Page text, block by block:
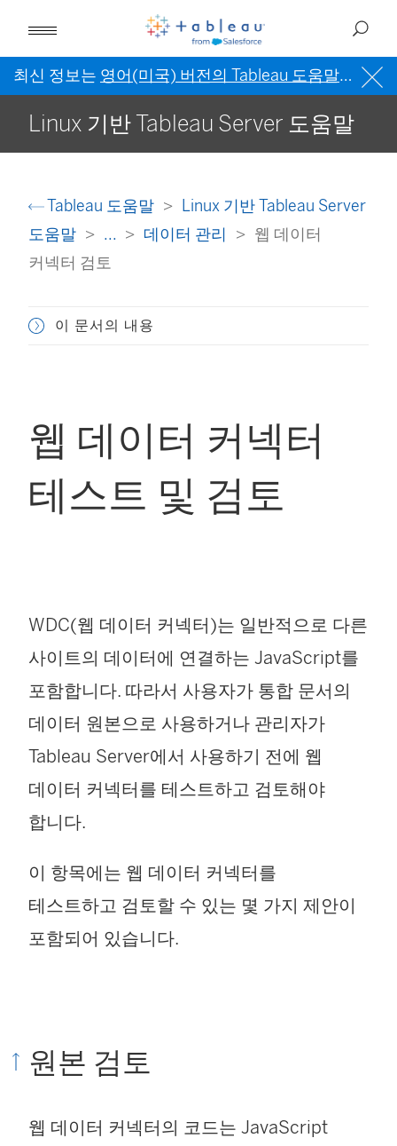
최신 정보는 영어(미국) 버전의 Tableau 도움말을 참조
Linux 기반 Tableau Server 도움말
Tableau 도움말
Linux 기반 Tableau Server
도움말
... 데이터 관리
웹 데이터
커넥터 검토
이 문서의 내용
웹 데이터 커넥터
테스트 및 검토
WDC(웹 데이터 커넥터)는 일반적으로 다른
사이트의 데이터에 연결하는 JavaScript를
포함합니다. 따라서 사용자가 통합 문서의
데이터 원본으로 사용하거나 관리자가
Tableau Server에서 사용하기 전에 웹
데이터 커넥터를 테스트하고 검토해야
합니다.
이 항목에는 웹 데이터 커넥터를
테스트하고 검토할 수 있는 몇 가지 제안이
포함되어 있습니다.
원본 검토
웹 데이터 커넥터의 코드는 JavaScript